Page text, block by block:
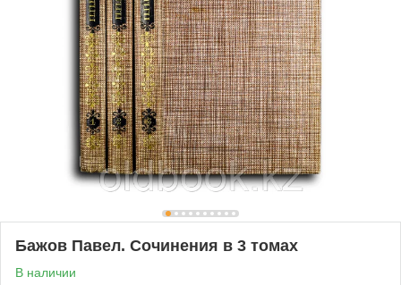
Бажов Павел. Сочинения в 3 томах
В наличии